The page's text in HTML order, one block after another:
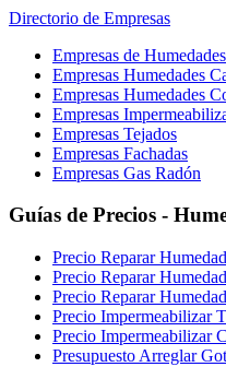
Directorio de Empresas
Empresas de Humedades
Empresas Humedades
Empresas Humedades
Empresas
Empresas Tejados
Empresas Fachadas
Empresas Gas Radón
Guías de Precios -
Precio Reparar
Precio Reparar
Precio Reparar
Precio Impermeabilizar
Precio Impermeabilizar
Presupuesto Arreglar